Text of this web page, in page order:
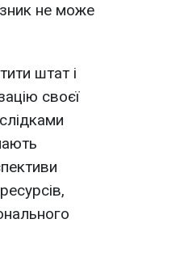
не може
штат і
своєї